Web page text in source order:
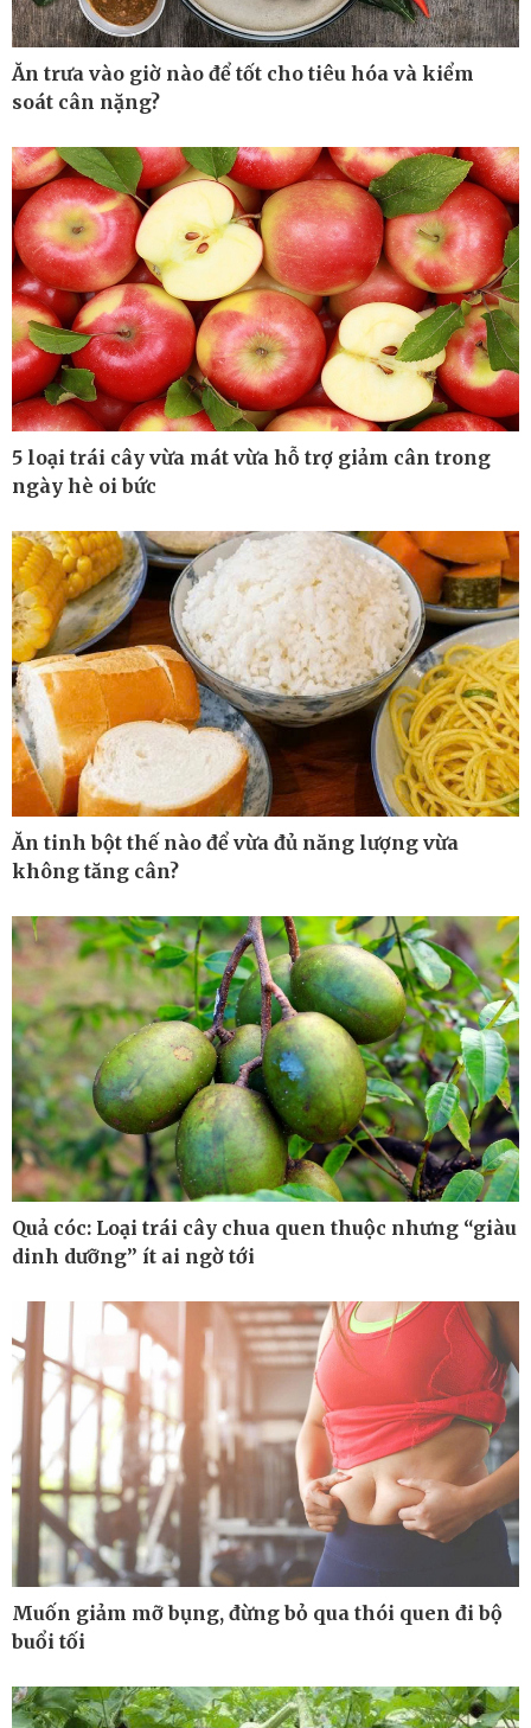
Thế giới
Cuộc sống đó đây
Hồ sơ
Video
E-Magazine
Infographic
Kinh tế
Bất động sản
Khởi nghiệp
Thị trường
Giá vàng
Tiêu dùng
Tỷ giá
Chứng khoán
Giá cà phê
Pháp luật
Vụ án
Tin nóng
Tư vấn luật
Thể thao
Pickleball
Bóng đá quốc tế
Bóng đá Việt Nam
Thế giới thể thao
Lịch thi đấu bóng đá
eSports
Hậu trường
Ăn trưa vào giờ nào để tốt cho tiêu hóa và kiểm
soát cân nặng?
5 loại trái cây vừa mát vừa hỗ trợ giảm cân trong
ngày hè oi bức
Ăn tinh bột thế nào để vừa đủ năng lượng vừa
không tăng cân?
Quả cóc: Loại trái cây chua quen thuộc nhưng “giàu
dinh dưỡng” ít ai ngờ tới
Muốn giảm mỡ bụng, đừng bỏ qua thói quen đi bộ
buổi tối